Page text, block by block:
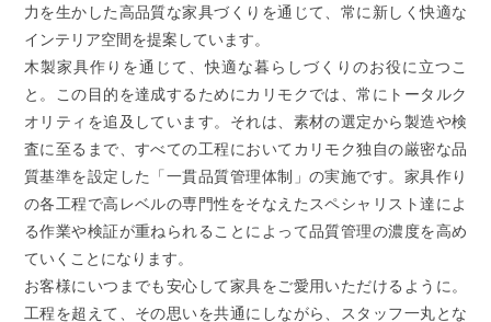
力を生かした高品質な家具づくりを通じて、常に新しく快適な
インテリア空間を提案しています。
木製家具作りを通じて、快適な暮らしづくりのお役に立つこ
と。この目的を達成するためにカリモクでは、常にトータルク
オリティを追及しています。それは、素材の選定から製造や検
査に至るまで、すべての工程においてカリモク独自の厳密な品
質基準を設定した「一貫品質管理体制」の実施です。家具作り
の各工程で高レベルの専門性をそなえたスペシャリスト達によ
る作業や検証が重ねられることによって品質管理の濃度を高め
ていくことになります。
お客様にいつまでも安心して家具をご愛用いただけるように。
工程を超えて、その思いを共通にしながら、スタッフ一丸とな